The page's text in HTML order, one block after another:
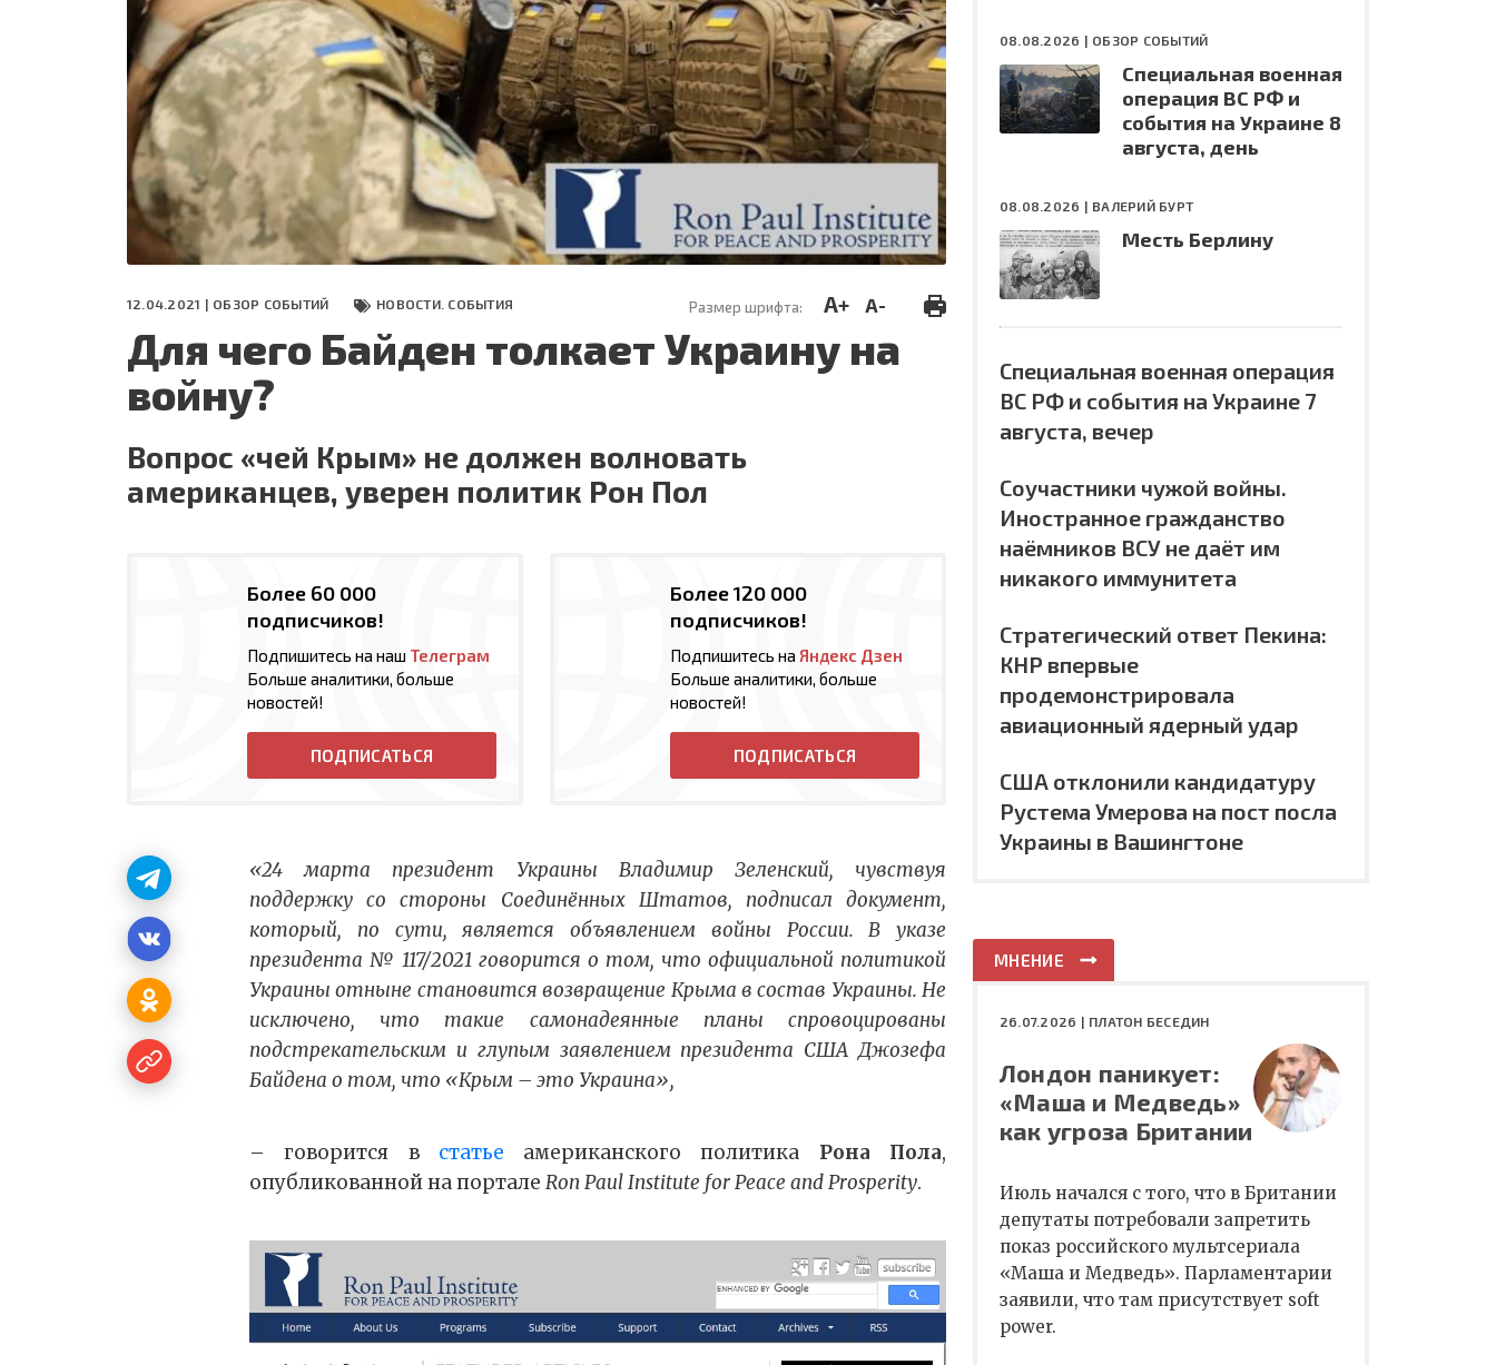
СЕГОДНЯ
ПОЛЯ БИТВЫ 2024
12.04.2021 | ОБЗОР СОБЫТИЙ НОВОСТИ. СОБЫТИЯ Размер шрифта: A+ A-
Для чего Байден толкает Украину на
войну?
Вопрос «чей Крым» не должен волновать
американцев, уверен политик Рон Пол
Более 60 000
подписчиков!
Подпишитесь на наш Телеграм
Больше аналитики, больше
новостей!
ПОДПИСАТЬСЯ
Более 120 000
подписчиков!
Подпишитесь на Яндекс Дзен
Больше аналитики, больше
новостей!
ПОДПИСАТЬСЯ
«24 марта президент Украины Владимир Зеленский, чувствуя
поддержку со стороны Соединённых Штатов, подписал документ,
который, по сути, является объявлением войны России. В указе
президента № 117/2021 говорится о том, что официальной политикой
Украины отныне становится возвращение Крыма в состав Украины. Не
исключено, что такие самонадеянные планы спровоцированы
подстрекательским и глупым заявлением президента США Джозефа
Байдена о том, что «Крым – это Украина»,
– говорится в статье американского политика Рона Пола,
опубликованной на портале Ron Paul Institute for Peace and Prosperity.
08.08.2026 | ОБЗОР СОБЫТИЙ
Специальная военная
операция ВС РФ и
события на Украине 8
августа, день
08.08.2026 | ВАЛЕРИЙ БУРТ
Месть Берлину
Специальная военная операция
ВС РФ и события на Украине 7
августа, вечер
Соучастники чужой войны.
Иностранное гражданство
наёмников ВСУ не даёт им
никакого иммунитета
Стратегический ответ Пекина:
КНР впервые
продемонстрировала
авиационный ядерный удар
США отклонили кандидатуру
Рустема Умерова на пост посла
Украины в Вашингтоне
МНЕНИЕ
26.07.2026 | ПЛАТОН БЕСЕДИН
Лондон паникует:
«Маша и Медведь»
как угроза Британии
Июль начался с того, что в Британии
депутаты потребовали запретить
показ российского мультсериала
«Маша и Медведь». Парламентарии
заявили, что там присутствует soft
power.